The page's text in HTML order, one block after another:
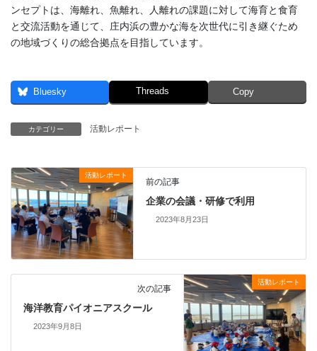
ンセプトは、海離れ、魚離れ、人離れの課題に対して海育と食育
と交流活動を通じて、庄内浜の豊かな海を次世代に引き継ぐため
の地域づくりの総合拠点を目指しています。
Bluesky Threads Copy
カテゴリー 活動レポート
活動レポート
前の記事
企業の会議・研修で利用
2023年8月23日
活動レポート
次の記事
海洋教育パイオニアスクール
2023年9月8日